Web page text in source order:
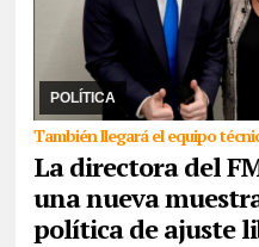
POLÍTICA
También llegará el equipo
La directora del
una nueva
política de ajuste
27/07/2026
Kristalina
visitar el Ministerio de
busca dar una señal a los